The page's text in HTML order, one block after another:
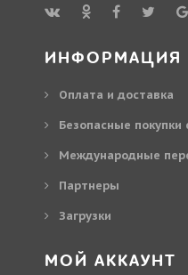
ИНФОРМАЦИЯ
Оплата и доставка
Безопасные покупки
Международные
Партнеры
Загрузки
МОЙ АККАУНТ